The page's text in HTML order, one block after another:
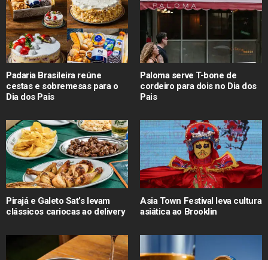
Padaria Brasileira reúne
cestas e sobremesas para o
Dia dos Pais
Paloma serve T-bone de
cordeiro para dois no Dia dos
Pais
Pirajá e Galeto Sat’s levam
clássicos cariocas ao delivery
Asia Town Festival leva cultura
asiática ao Brooklin